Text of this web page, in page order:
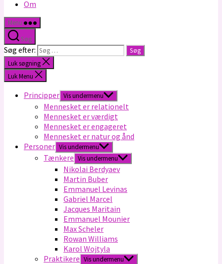
Om
Menu
Søg
Søg efter:
Luk søgning
Luk Menu
Principper Vis undermenu
Mennesket er relationelt
Mennesket er værdigt
Mennesket er engageret
Mennesket er natur og ånd
Personer Vis undermenu
Tænkere Vis undermenu
Nikolai Berdyaev
Martin Buber
Emmanuel Levinas
Gabriel Marcel
Jacques Maritain
Emmanuel Mounier
Max Scheler
Rowan Williams
Karol Wojtyla
Praktikere Vis undermenu